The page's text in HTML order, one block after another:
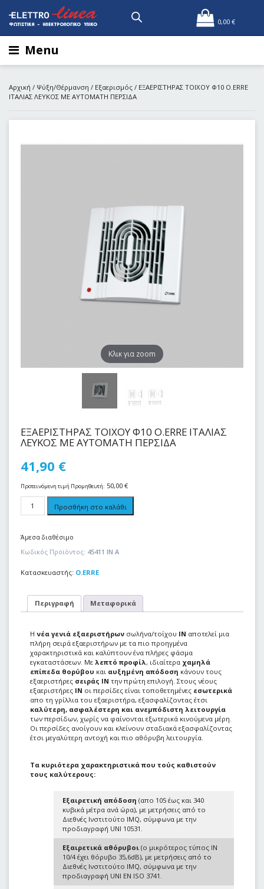
0,00 €
Menu
Αρχική / Ψύξη/Θέρμανση / Εξαερισμός / ΕΞΑΕΡΙΣΤΗΡΑΣ ΤΟΙΧΟΥ Φ10 Ο.ERRE
ΙΤΑΛΙΑΣ ΛΕΥΚΟΣ ΜΕ ΑΥΤΟΜΑΤΗ ΠΕΡΣΙΔΑ
Kλικ για zoom
ΕΞΑΕΡΙΣΤΗΡΑΣ ΤΟΙΧΟΥ Φ10 Ο.ERRE ΙΤΑΛΙΑΣ
ΛΕΥΚΟΣ ΜΕ ΑΥΤΟΜΑΤΗ ΠΕΡΣΙΔΑ
41,90 €
Προτεινόμενη τιμή Προμηθευτή: 50,00 €
Προσθήκη στο καλάθι
Άμεσα διαθέσιμο
Κωδικός Προϊόντος: 45411 IN A
Κατασκευαστής: O.ERRE
Περιγραφή Μεταφορικά
Η νέα γενιά εξαεριστήρων σωλήνα/τοίχου IN αποτελεί μια
πλήρη σειρά εξαεριστήρων με τα πιο προηγμένα
χαρακτηριστικά και καλύπτουν ένα πλήρες φάσμα
εγκαταστάσεων. Με λεπτό προφίλ, ιδιαίτερα χαμηλά
επίπεδα θορύβου και αυξημένη απόδοση κάνουν τους
εξαεριστήρες σειράς IN την πρώτη επιλογή. Στους νέους
εξαεριστήρες IN οι περσίδες είναι τοποθετημένες εσωτερικά
απο τη γρίλλια του εξαεριστήρα, εξασφαλίζοντας έτσι
καλύτερη, ασφαλέστερη και ανεμπόδιστη λειτουργία
των περσίδων, χωρίς να φαίνονται εξωτερικά κινούμενα μέρη.
Οι περσίδες ανοίγουν και κλείνουν σταδιακά εξασφαλίζοντας
έτσι μεγαλύτερη αντοχή και πιο αθόρυβη λειτουργία.
Τα κυριότερα χαρακτηριστικά που τούς καθιστούν
τους καλύτερους:
Εξαιρετική απόδοση (απο 105 έως και 340
κυβικά μέτρα ανά ώρα), με μετρήσεις από το
Διεθνές Ινστιτούτο IMQ, σύμφωνα με την
προδιαγραφή UNI 10531.
Εξαιρετικά αθόρυβοι (ο μικρότερος τύπος IN
10/4 έχει θόρυβο 35,6dB), με μετρήσεις από το
Διεθνές Ινστιτούτο IMQ, σύμφωνα με την
προδιαγραφή UNI EN ISO 3741.